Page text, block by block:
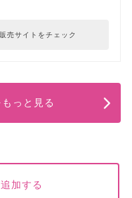
販売サイトをチェック
っと見る
加する